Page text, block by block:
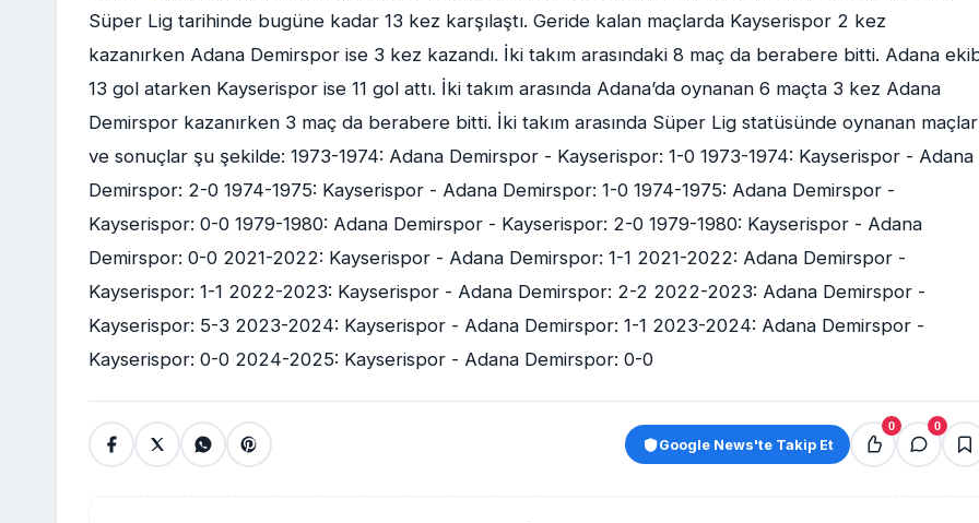
Süper Lig tarihinde bugüne kadar 13 kez karşılaştı. Geride kalan maçlarda Kayserispor 2 kez
kazanırken Adana Demirspor ise 3 kez kazandı. İki takım arasındaki 8 maç da berabere bitti. Adana
13 gol atarken Kayserispor ise 11 gol attı. İki takım arasında Adana’da oynanan 6 maçta 3 kez Adana
Demirspor kazanırken 3 maç da berabere bitti. İki takım arasında Süper Lig statüsünde oynanan maçlar
ve sonuçlar şu şekilde: 1973-1974: Adana Demirspor - Kayserispor: 1-0 1973-1974: Kayserispor - Adana
Demirspor: 2-0 1974-1975: Kayserispor - Adana Demirspor: 1-0 1974-1975: Adana Demirspor -
Kayserispor: 0-0 1979-1980: Adana Demirspor - Kayserispor: 2-0 1979-1980: Kayserispor - Adana
Demirspor: 0-0 2021-2022: Kayserispor - Adana Demirspor: 1-1 2021-2022: Adana Demirspor -
Kayserispor: 1-1 2022-2023: Kayserispor - Adana Demirspor: 2-2 2022-2023: Adana Demirspor -
Kayserispor: 5-3 2023-2024: Kayserispor - Adana Demirspor: 1-1 2023-2024: Adana Demirspor -
Kayserispor: 0-0 2024-2025: Kayserispor - Adana Demirspor: 0-0
Google News'te Takip Et
0 0